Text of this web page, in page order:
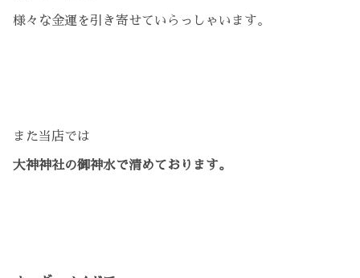
様々な金運を引き寄せていらっしゃいます。
また当店では
大神神社の御神水で清めております。